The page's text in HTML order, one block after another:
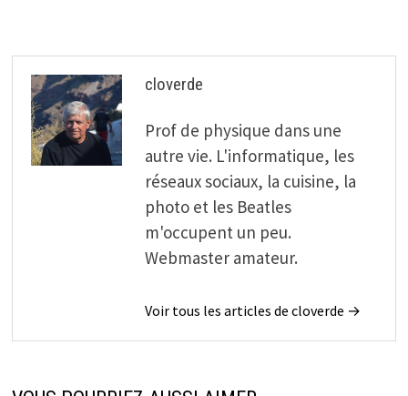
cloverde
Prof de physique dans une
autre vie. L'informatique, les
réseaux sociaux, la cuisine, la
photo et les Beatles
m'occupent un peu.
Webmaster amateur.
Voir tous les articles de cloverde →